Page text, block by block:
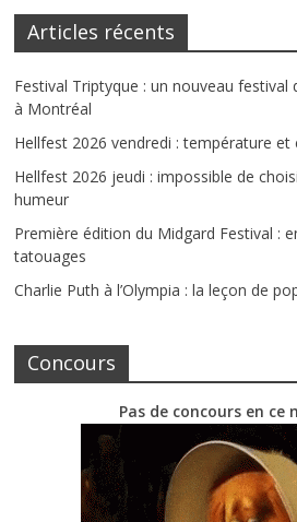
Articles récents
Festival Triptyque : un nouveau festival
à Montréal
Hellfest 2026 vendredi : température
Hellfest 2026 jeudi : impossible de
humeur
Première édition du Midgard Festival :
tatouages
Charlie Puth à l’Olympia : la leçon de
Concours
Pas de concours en